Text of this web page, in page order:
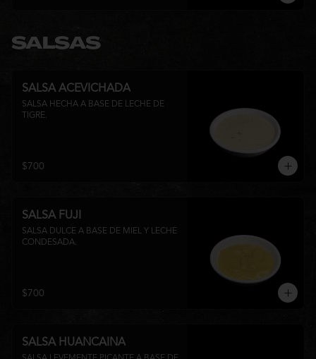
SALSAS
SALSA ACEVICHADA
SALSA HECHA A BASE DE LECHE DE
TIGRE.
$700
SALSA FUJI
SALSA DULCE A BASE DE MIEL Y LECHE
CONDESADA.
$700
SALSA HUANCAINA